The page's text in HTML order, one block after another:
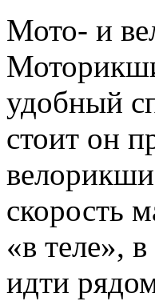
Мото- и
удобный
стоит он
скорость
«в теле»,
идти